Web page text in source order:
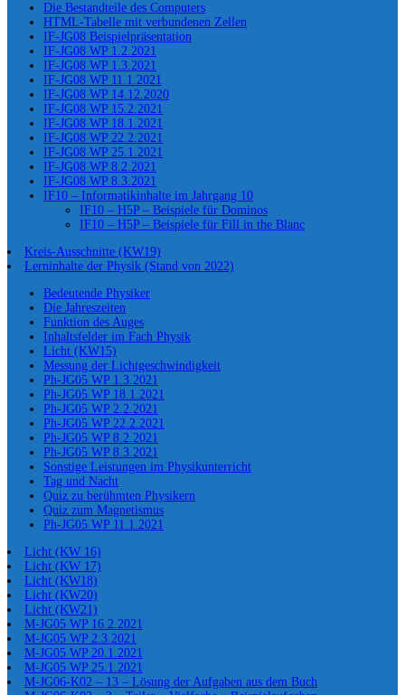
Die Bestandteile des Computers
HTML-Tabelle mit verbundenen Zellen
IF-JG08 Beispielpräsentation
IF-JG08 WP 1.2.2021
IF-JG08 WP 1.3.2021
IF-JG08 WP 11.1.2021
IF-JG08 WP 14.12.2020
IF-JG08 WP 15.2.2021
IF-JG08 WP 18.1.2021
IF-JG08 WP 22.2.2021
IF-JG08 WP 25.1.2021
IF-JG08 WP 8.2.2021
IF-JG08 WP 8.3.2021
IF10 – Informatikinhalte im Jahrgang 10
IF10 – H5P – Beispiele für Dominos
IF10 – H5P – Beispiele für Fill in the Blanc
Kreis-Ausschnitte (KW19)
Lerninhalte der Physik (Stand von 2022)
Bedeutende Physiker
Die Jahreszeiten
Funktion des Auges
Inhaltsfelder im Fach Physik
Licht (KW15)
Messung der Lichtgeschwindigkeit
Ph-JG05 WP 1.3.2021
Ph-JG05 WP 18.1.2021
Ph-JG05 WP 2.2.2021
Ph-JG05 WP 22.2.2021
Ph-JG05 WP 8.2.2021
Ph-JG05 WP 8.3.2021
Sonstige Leistungen im Physikunterricht
Tag und Nacht
Quiz zu berühmten Physikern
Quiz zum Magnetismus
Ph-JG05 WP 11.1.2021
Licht (KW 16)
Licht (KW 17)
Licht (KW18)
Licht (KW20)
Licht (KW21)
M-JG05 WP 16.2.2021
M-JG05 WP 2.3.2021
M-JG05 WP 20.1.2021
M-JG05 WP 25.1.2021
M-JG06-K02 – 13 – Lösung der Aufgaben aus dem Buch